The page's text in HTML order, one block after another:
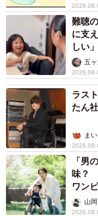
難聴
に支
しい
五
ラス
たん
ま
「男
味？
ワン
へん
山